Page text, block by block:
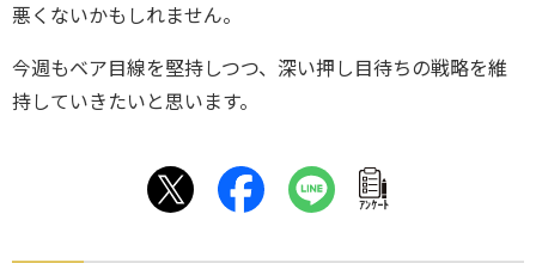
悪くないかもしれません。
今週もベア目線を堅持しつつ、深い押し目待ちの戦略を維
持していきたいと思います。
ｱﾝｹｰﾄ